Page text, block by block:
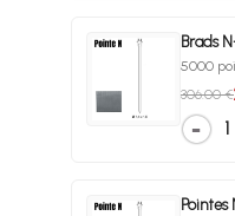
Brads
5000
306.00 €
1
Pointes